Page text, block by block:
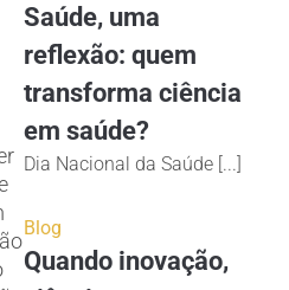
Saúde, uma
reflexão: quem
transforma ciência
em saúde?
Dia Nacional da Saúde [...]
Blog
Quando inovação,